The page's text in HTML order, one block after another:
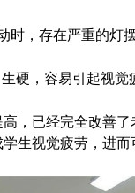
，存在严重的灯
硬，容易引起视觉
，已经完全改善
生视觉疲劳，进而